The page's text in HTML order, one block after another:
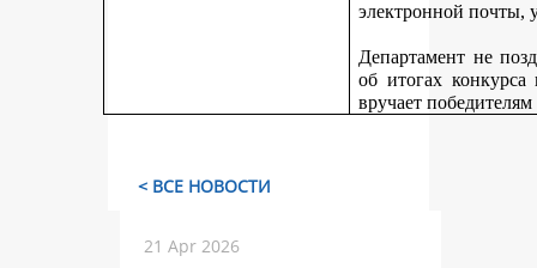
электронной почты,
Департамент не
об итогах
вручает
< ВСЕ НОВОСТИ
21 Apr 2026